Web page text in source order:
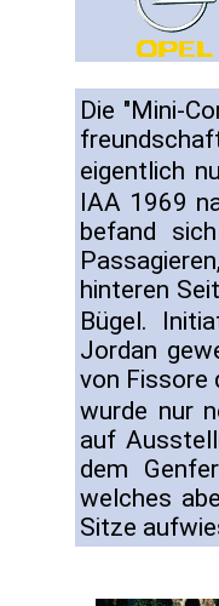
Die "Mini-
eigentlich
IAA 1969
befand
hinteren
Bügel.
Jordan
von Fissore
wurde nur
auf
dem
welches
Sitze